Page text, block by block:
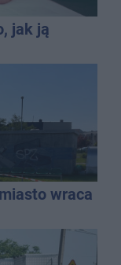
jak ją
wraca